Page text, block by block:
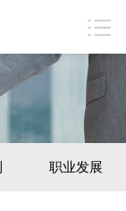
职业发展